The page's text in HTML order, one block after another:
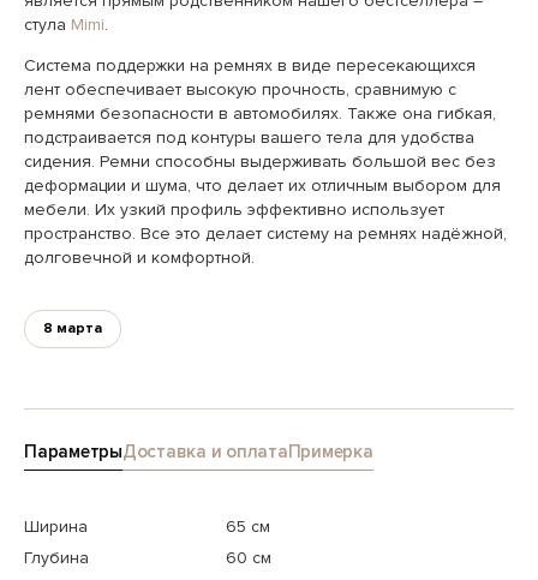
стула Mimi.
Система поддержки на ремнях в виде пересекающихся
лент обеспечивает высокую прочность, сравнимую с
ремнями безопасности в автомобилях. Также она гибкая,
подстраивается под контуры вашего тела для удобства
сидения. Ремни способны выдерживать большой вес без
деформации и шума, что делает их отличным выбором для
мебели. Их узкий профиль эффективно использует
пространство. Все это делает систему на ремнях надёжной,
долговечной и комфортной.
8 марта
ПараметрыДоставка и оплатаПримерка
Ширина
65 см
Глубина
60 см